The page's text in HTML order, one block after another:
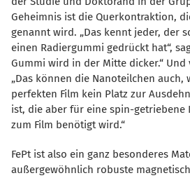
Geheimnis ist die Querkontraktion,
genannt wird. „Das kennt jeder, der
einen Radiergummi gedrückt hat“,
Gummi wird in der Mitte dicker.“ Und
Das können die Nanoteilchen auch,
perfekten Film kein Platz zur
ist, die aber für eine spin-getriebene
zum Film benötigt wird.“
FePt ist also ein ganz besonderes
außergewöhnlich robuste